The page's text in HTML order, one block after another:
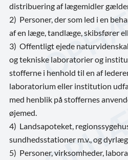
distribuering af lægemidler
2) Personer, der som led i en
af en læge, tandlæge, skibsfører
3) Offentligt ejede
og tekniske laboratorier og
stofferne i henhold til en af
laboratorium eller institution
med henblik på stoffernes
øjemed.
4) Landsapoteket,
sundhedsstationer m.v., og
5) Personer, virksomheder,